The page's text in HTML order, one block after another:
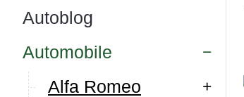
Autoblog
Automobile
Alfa Romeo